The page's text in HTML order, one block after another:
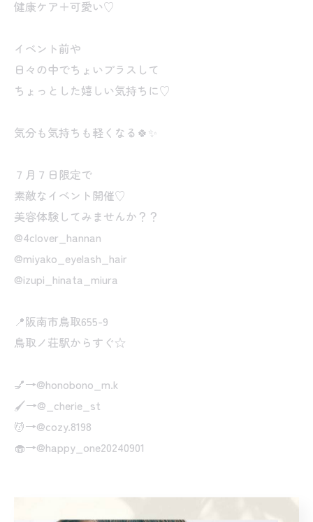
健康ケア＋可愛い♡
イベント前や
日々の中でちょいプラスして
ちょっとした嬉しい気持ちに♡
気分も気持ちも軽くなる🍀✨
７月７日限定で
素敵なイベント開催♡
美容体験してみませんか？？
@4clover_hannan
@miyako_eyelash_hair
@izupi_hinata_miura
📍阪南市鳥取655-9
鳥取ノ荘駅からすぐ☆
💅→@honobono_m.k
🖌️→@_cherie_st
💆→@cozy.8198
🧁→@happy_one20240901